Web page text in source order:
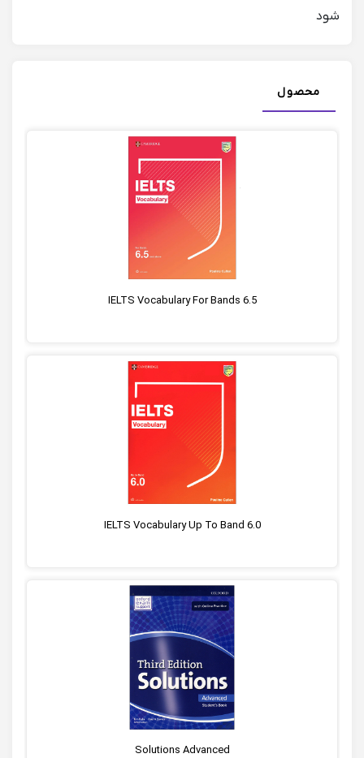
شود
محصول
IELTS Vocabulary For Bands 6.5
IELTS Vocabulary Up To Band 6.0
Solutions Advanced